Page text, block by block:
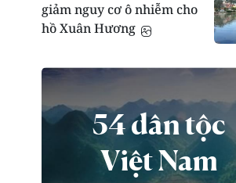
giảm nguy cơ ô nhiễm cho
hồ Xuân Hương
54 dân tộc
Việt Nam